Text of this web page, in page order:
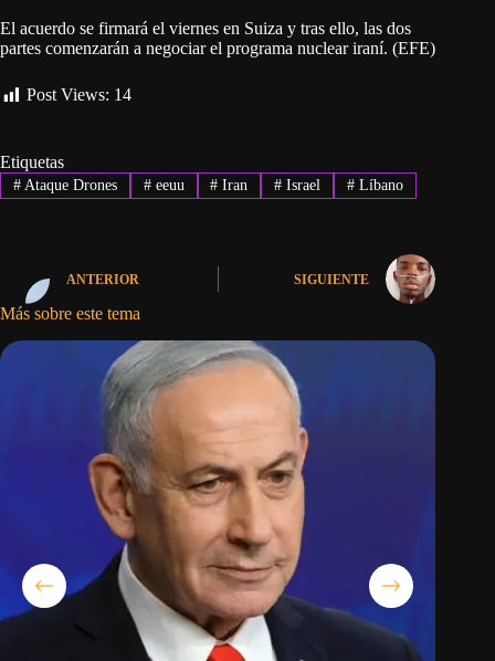
El acuerdo se firmará el viernes en Suiza y tras ello, las dos
partes comenzarán a negociar el programa nuclear iraní. (EFE)
Post Views: 14
Etiquetas
#Ataque Drones #eeuu # Iran # Israel # Líbano
ANTERIOR SIGUIENTE
Más sobre este tema